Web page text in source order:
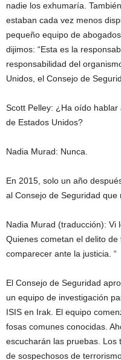
nadie los exhumaría.
estaban cada vez menos
pequeño equipo de
dijimos: “Esta es la
responsabilidad del
Unidos, el Consejo de
Scott Pelley: ¿Ha oído
de Estados Unidos?
Nadia Murad: Nunca.
En 2015, solo un año
al Consejo de Seguridad que
Nadia Murad (traducción): Vi
Quienes cometan el delito
comparecer ante la justicia. “
El Consejo de Seguridad
un equipo de investigación
ISIS en Irak. El equipo
fosas comunes conocidas.
escucharán las pruebas.
de sospechosos de